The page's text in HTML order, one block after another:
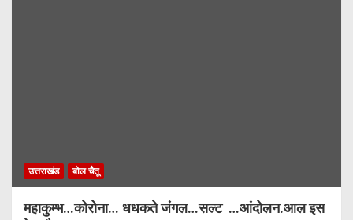
उत्तराखंड बोल चैतू
महाकुम्भ…कोरोना… धधकते जंगल…सल्ट …आंदोलन.आल इस